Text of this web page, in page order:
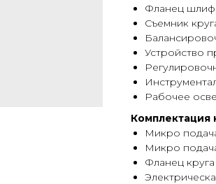
Фланец
Съемник
Устройство
Рабочее
Комплектация
Микро
Микро
Фланец круга